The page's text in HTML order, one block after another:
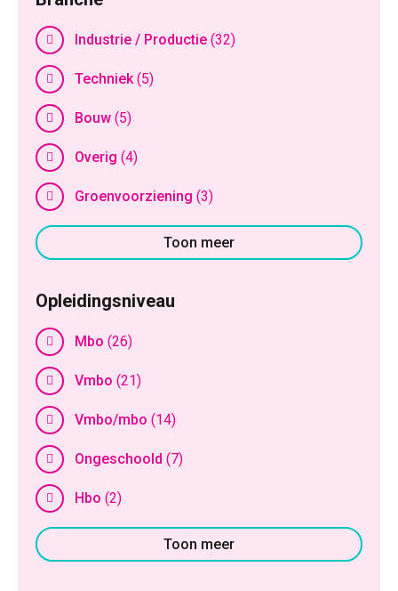
Industrie / Productie (32)
Techniek (5)
Bouw (5)
Overig (4)
Groenvoorziening (3)
Toon meer
Opleidingsniveau
Mbo (26)
Vmbo (21)
Vmbo/mbo (14)
Ongeschoold (7)
Hbo (2)
Toon meer